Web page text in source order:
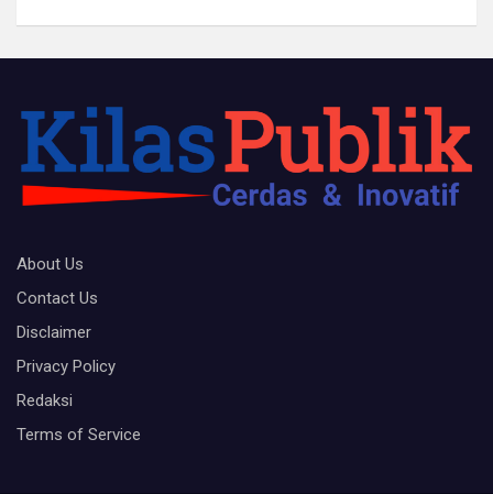
About Us
Contact Us
Disclaimer
Privacy Policy
Redaksi
Terms of Service